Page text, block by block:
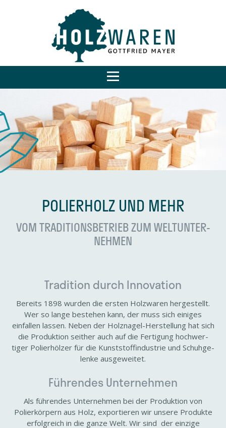
POLIER­HOLZ UND MEHR
VOM TRADI­TI­ONS­BE­TRIEB ZUM WELT­UN­TER­
NEHMEN
Tradi­tion durch Inno­va­tion
Bereits 1898 wurden die ersten Holz­waren herge­stellt.
Wer so lange bestehen kann, der muss sich einiges
einfallen lassen. Neben der Holznagel-​Herstellung hat sich
die Produk­tion seither auch auf die Ferti­gung hoch­wer­
tiger Polier­hölzer für die Kunst­stoff­in­dus­trie und Schuh­ge­
lenke ausge­weitet.
Führendes Unter­nehmen
Als führendes Unter­nehmen bei der Produk­tion von
Polier­kör­pern aus Holz, expor­tieren wir unsere Produkte
erfolg­reich in die ganze Welt. Wir sind der einzige